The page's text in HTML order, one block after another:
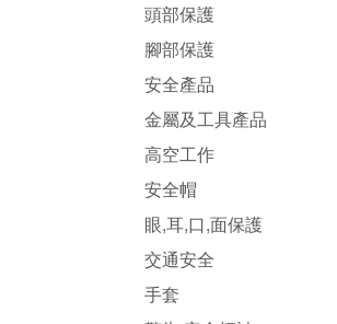
頭部保護
腳部保護
安全產品
金屬及工具產品
高空工作
安全帽
眼,耳,口,面保護
交通安全
手套